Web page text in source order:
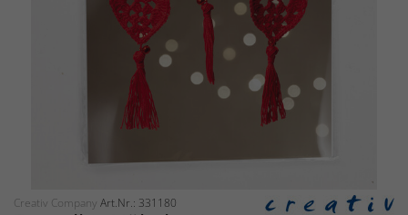
Creativ Company Art.Nr.: 331180